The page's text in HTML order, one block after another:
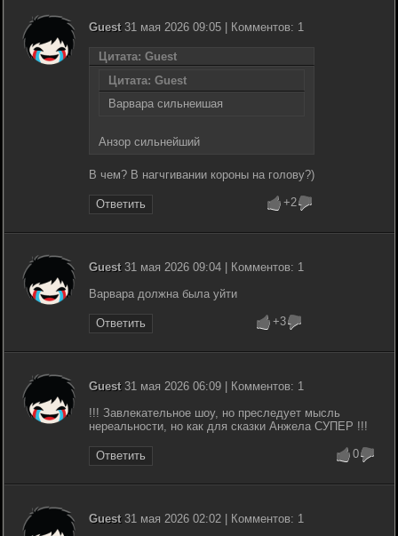
Guest31 мая 2026 09:05 | Комментов: 1
Цитата: Guest
Цитата: Guest
Варвара сильнеишая
Анзор сильнейший
В чем? В нагчгивании короны на голову?)
Ответить +2
Guest31 мая 2026 09:04 | Комментов: 1
Варвара должна была уйти
Ответить +3
Guest31 мая 2026 06:09 | Комментов: 1
!!! Завлекательное шоу, но преследует мысль
нереальности, но как для сказки Анжела СУПЕР !!!
Ответить 0
Guest31 мая 2026 02:02 | Комментов: 1